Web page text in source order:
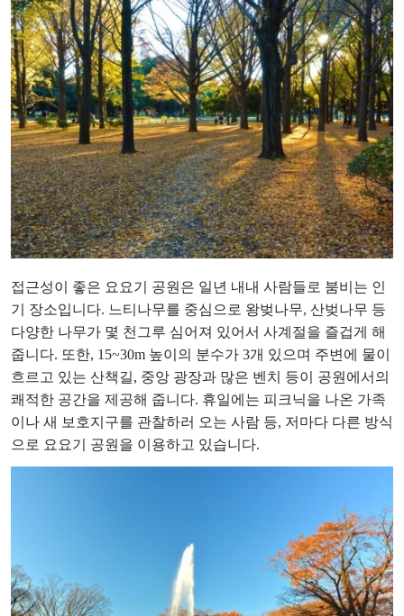
접근성이 좋은 요요기 공원은 일년 내내 사람들로 붐비는 인
기 장소입니다. 느티나무를 중심으로 왕벚나무, 산벚나무 등
다양한 나무가 몇 천그루 심어져 있어서 사계절을 즐겁게 해
줍니다. 또한, 15~30m 높이의 분수가 3개 있으며 주변에 물이
흐르고 있는 산책길, 중앙 광장과 많은 벤치 등이 공원에서의
쾌적한 공간을 제공해 줍니다. 휴일에는 피크닉을 나온 가족
이나 새 보호지구를 관찰하러 오는 사람 등, 저마다 다른 방식
으로 요요기 공원을 이용하고 있습니다.